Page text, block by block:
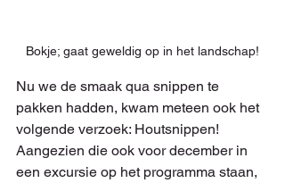
Bokje; gaat geweldig op in het landschap!
Nu we de smaak qua snippen te
pakken hadden, kwam meteen ook het
volgende verzoek: Houtsnippen!
Aangezien die ook voor december in
een excursie op het programma staan,